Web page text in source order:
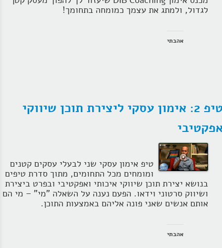
לגדול, ולמתג את עצמך כמומחה בתחומך!
אהבתי
טיפ 2: אימון עסקי ליצירת תוכן שיווקי
טיפ אימון עסקי שני לבעלי עסקים קטנים
ומומחים מכל התחומים, מתוך סדרת טיפים
בנושא יצירת תוכן שיווקי איכותי ואפקטיבי ובפרט ביצירת
ושיווק סרטוני וידאו. הפעם נענה על השאלה "מי" – מי הם
אותם אנשים שאני פונה אליהם באמצעות התוכן.
אהבתי